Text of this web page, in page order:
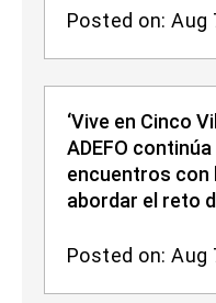
Posted on: Aug
‘Vive en Cinco
ADEFO
encuentros con
abordar el reto
Posted on: Aug